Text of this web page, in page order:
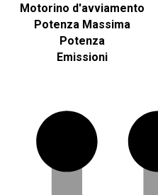
Motorino d'avviamento
Potenza Massima
Potenza
Emissioni